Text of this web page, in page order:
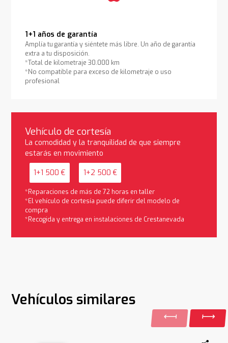
1+1 años de garantía
Amplía tu garantía y siéntete más libre. Un año de garantía
extra a tu disposición.
*Total de kilometraje 30.000 km
*No compatible para exceso de kilometraje o uso
profesional
Vehículo de cortesía
La comodidad y la tranquilidad de que siempre
estarás en movimiento
1+1 500 € 1+2 500 €
*Reparaciones de más de 72 horas en taller
*El vehículo de cortesía puede diferir del modelo de
compra
*Recogida y entrega en instalaciones de Crestanevada
Vehículos similares